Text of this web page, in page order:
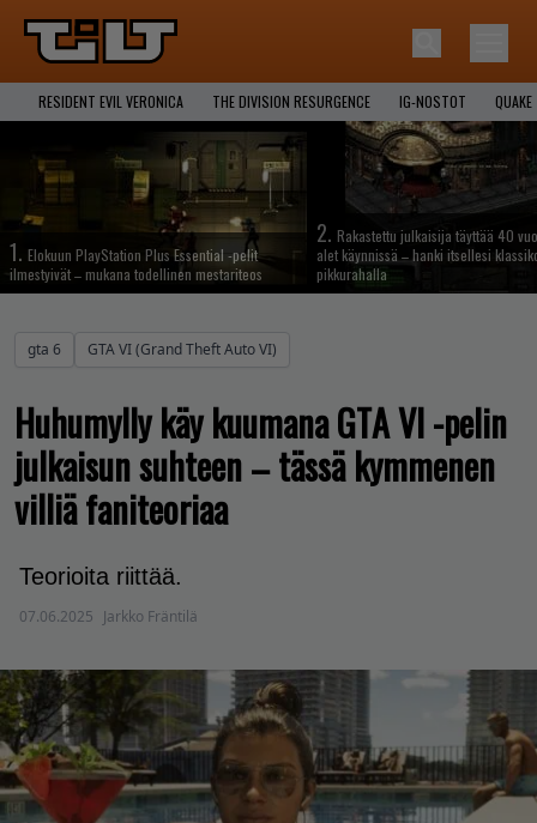
RESIDENT EVIL VERONICA THE DIVISION RESURGENCE IG-NOSTOT QUAKE
1. Elokuun PlayStation Plus Essential -pelit
ilmestyivät – mukana todellinen mestariteos
2. Rakastettu julkaisija täyttää 40
alet käynnissä – hanki itsellesi
pikkurahalla
gta 6 GTA VI (Grand Theft Auto VI)
Huhumylly käy kuumana GTA VI -pelin
julkaisun suhteen – tässä kymmenen
villiä faniteoriaa
Teorioita riittää.
07.06.2025 Jarkko Fräntilä